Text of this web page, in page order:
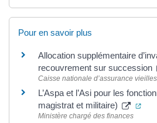
Pour en savoir plus
Allocation supplémentaire
recouvrement sur succession
Caisse nationale d’assurance
L’Aspa et l’Asi pour les
magistrat et militaire)
Ministère chargé des finances